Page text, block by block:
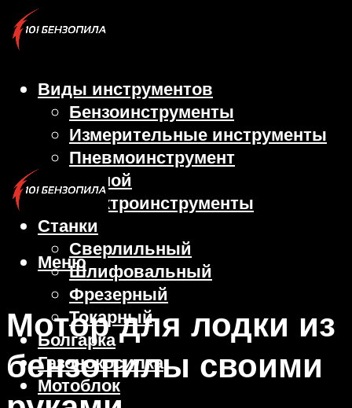
Виды инструментов
Бензоинструменты
Измерительные инструменты
Пневмоинструмент
Ручной
Электроинструменты
Станки
Сверлильный
Шлифовальный
Фрезерный
Токарный
Болгарка
Газонокосилка
Мотоблок
Меню
Мотор для лодки из
бензопилы своими